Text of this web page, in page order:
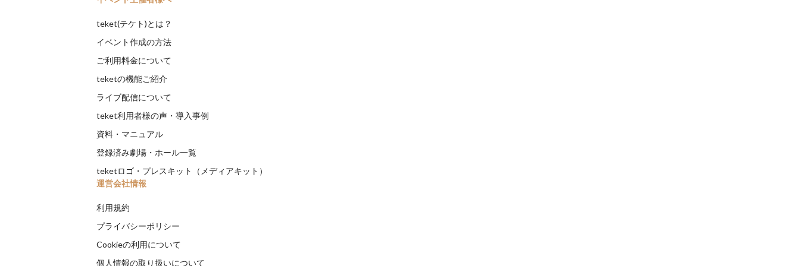
teket(テケト)とは？
イベント作成の方法
ご利用料金について
teketの機能ご紹介
ライブ配信について
teket利用者様の声・導入事例
資料・マニュアル
登録済み劇場・ホール一覧
teketロゴ・プレスキット（メディアキット）
運営会社情報
利用規約
プライバシーポリシー
Cookieの利用について
個人情報の取り扱いについて